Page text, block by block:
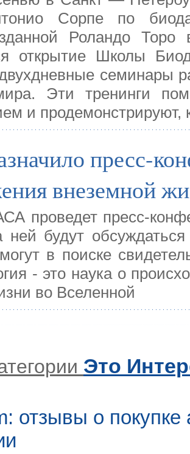
Сорпе по
Роландо
открытие Школы
семинары
Эти тренинги
и продемонстрируют,
пресс-
внеземной
проведет пресс-
ней будут обсуждаться
в поиске
- это наука о
во Вселенной
Это
отзывы о